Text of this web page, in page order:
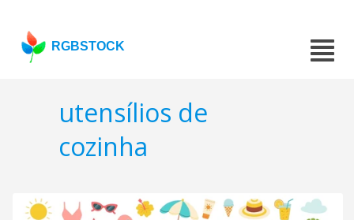
RGBSTOCK
utensílios de
cozinha